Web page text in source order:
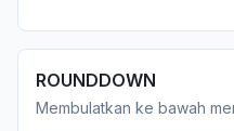
ROUNDDOWN
Membulatkan ke bawah